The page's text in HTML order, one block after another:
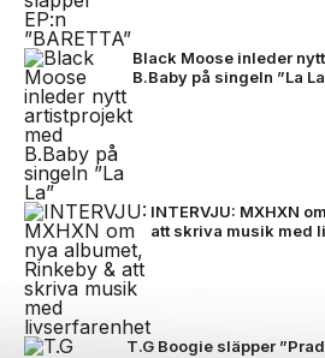
Black Moose inleder
B.Baby på singeln ”La
INTERVJU: MXHXN
att skriva musik med
T.G Boogie släpper